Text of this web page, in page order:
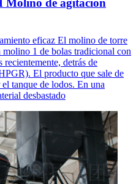
de agitación
eficaz El molino de torre
molino 1 de bolas tradicional con
detrás de
El producto que sale de
tanque de lodos. En una
desbastado